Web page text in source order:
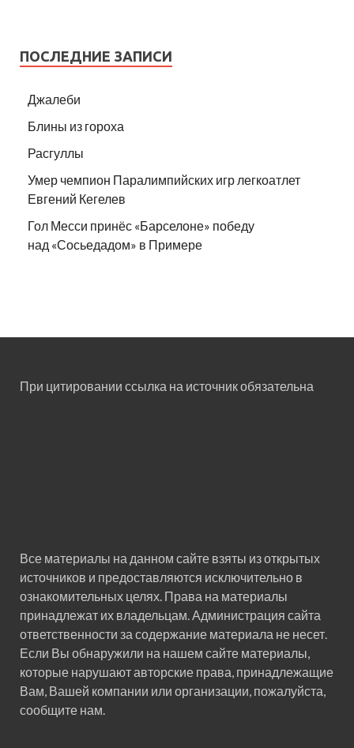
ПОСЛЕДНИЕ ЗАПИСИ
Джалеби
Блины из гороха
Расгуллы
Умер чемпион Паралимпийских игр легкоатлет
Евгений Кегелев
Гол Месси принёс «Барселоне» победу
над «Сосьедадом» в Примере
При цитировании ссылка на источник обязательна
Все материалы на данном сайте взяты из открытых
источников и предоставляются исключительно в
ознакомительных целях. Права на материалы
принадлежат их владельцам. Администрация сайта
ответственности за содержание материала не несет.
Если Вы обнаружили на нашем сайте материалы,
которые нарушают авторские права, принадлежащие
Вам, Вашей компании или организации, пожалуйста,
сообщите нам.